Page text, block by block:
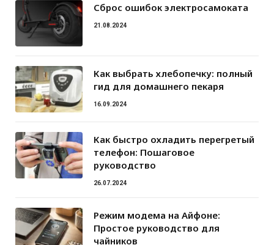
Сброс ошибок электросамоката
21.08.2024
Как выбрать хлебопечку: полный
гид для домашнего пекаря
16.09.2024
Как быстро охладить перегретый
телефон: Пошаговое
руководство
26.07.2024
Режим модема на Айфоне:
Простое руководство для
чайников